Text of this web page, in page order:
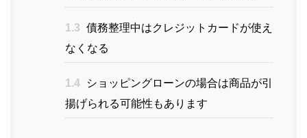
1.3 債務整理中はクレジットカードが使え
なくなる
1.4
ショッピングローンの場合は商品が引
揚げられる可能性もあります